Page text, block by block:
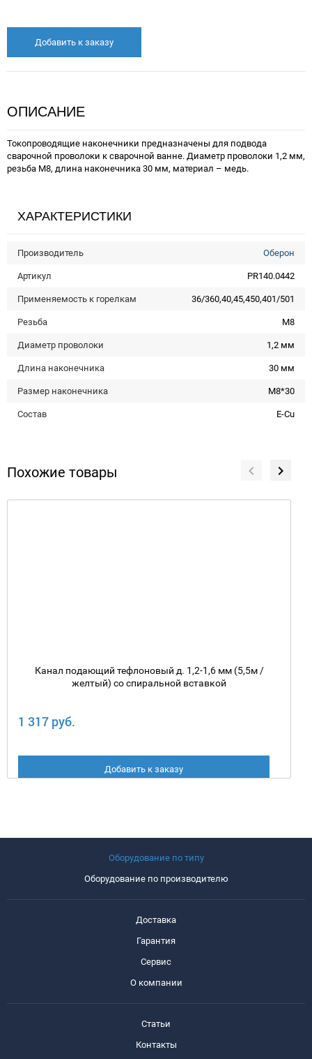
Добавить к заказу
ОПИСАНИЕ
Токопроводящие наконечники предназначены для подвода
сварочной проволоки к сварочной ванне. Диаметр проволоки 1,2 мм,
резьба М8, длина наконечника 30 мм, материал – медь.
ХАРАКТЕРИСТИКИ
Производитель Оберон
Артикул PR140.0442
Применяемость к горелкам 36/360,40,45,450,401/501
Резьба M8
Диаметр проволоки 1,2 мм
Длина наконечника 30 мм
Размер наконечника М8*30
Состав E-Cu
Похожие товары
Канал подающий тефлоновый д. 1,2-1,6 мм (5,5м /
желтый) со спиральной вставкой
1 317 руб.
Добавить к заказу
Оборудование по типу
Оборудование по производителю
Доставка
Гарантия
Сервис
О компании
Статьи
Контакты